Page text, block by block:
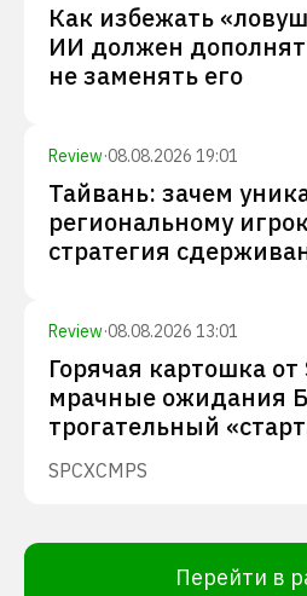
Как избежать
ИИ должен
не заменять его
Review·08.08.2026 19:01
Тайвань: зачем
региональному
стратегия
Review·08.08.2026 13:01
Горячая картошка от
мрачные ожидания
трогательный
SPCXCMPS
Перейти в